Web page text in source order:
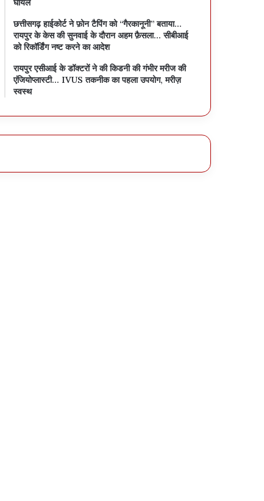
घायल
छत्तीसगढ़ हाईकोर्ट ने फ़ोन टैपिंग को “गैरकानूनी” बताया…
रायपुर के केस की सुनवाई के दौरान अहम फ़ैसला… सीबीआई
को रिकॉर्डिंग नष्ट करने का आदेश
रायपुर एसीआई के डॉक्टरों ने की किडनी की गंभीर मरीज की
एंजियोप्लास्टी… IVUS तकनीक का पहला उपयोग, मरीज़
स्वस्थ